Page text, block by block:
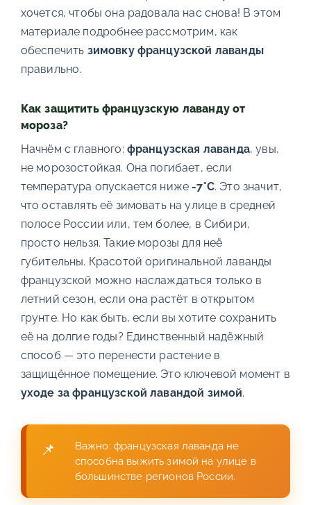
хочется, чтобы она радовала нас снова! В этом
материале подробнее рассмотрим, как
обеспечить зимовку французской лаванды
правильно.
Как защитить французскую лаванду от
мороза?
Начнём с главного: французская лаванда, увы,
не морозостойкая. Она погибает, если
температура опускается ниже -7°C. Это значит,
что оставлять её зимовать на улице в средней
полосе России или, тем более, в Сибири,
просто нельзя. Такие морозы для неё
губительны. Красотой оригинальной лаванды
французской можно наслаждаться только в
летний сезон, если она растёт в открытом
грунте. Но как быть, если вы хотите сохранить
её на долгие годы? Единственный надёжный
способ — это перенести растение в
защищённое помещение. Это ключевой момент в
уходе за французской лавандой зимой.
Важно: французская лаванда не
способна выжить зимой на улице в
большинстве регионов России.